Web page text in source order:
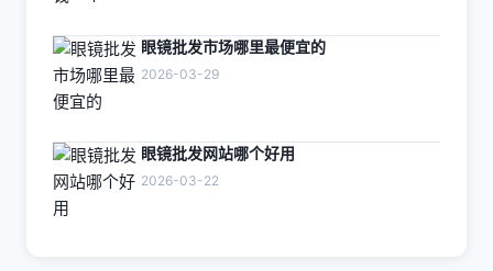
眼镜批发市场哪里最便宜的
2026-03-29
眼镜批发网站哪个好用
2026-03-22